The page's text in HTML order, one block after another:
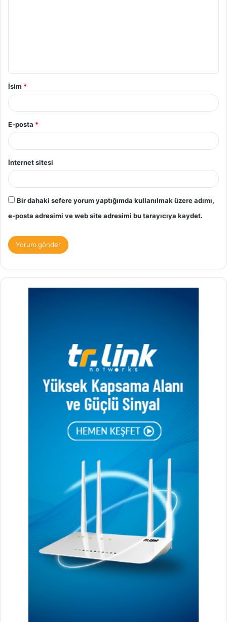
İsim *
E-posta *
İnternet sitesi
Bir dahaki sefere yorum yaptığımda kullanılmak üzere adımı,
e-posta adresimi ve web site adresimi bu tarayıcıya kaydet.